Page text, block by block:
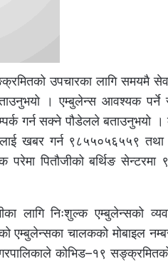
उपचारका लागि समयमै
। एम्बुलेन्स आवश्यक
गर्न सक्ने पौडेलले
खबर गर्न ९८५५०५६५५९ तथा
पितौजीको बर्थिङ सेन्टरमा
लागि निःशुल्क एम्बुलेन्सको
एम्बुलेन्सका चालकको मोबाइल
कोभिड–१९